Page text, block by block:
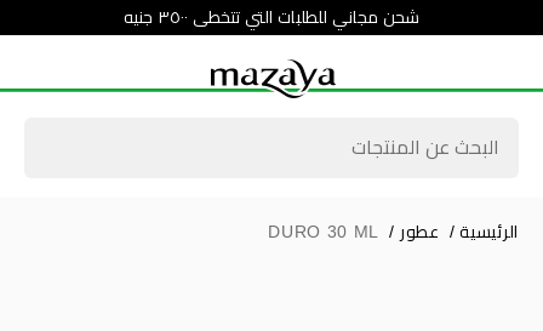
شحن مجاني للطلبات التي تتخطى ٣٥٠٠ جنيه
الرئيسية / عطور /
DURO 30 ML